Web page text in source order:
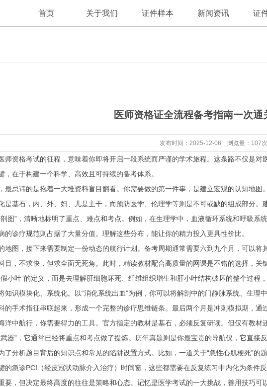
首页 关于我们 证件样本 新闻资讯 证
医师资格证全流程备考指南一次通
发布时间：2025-12-06 浏览量：107次
师资格考试的征程，意味着你即将开启一段系统而严谨的学术旅程。这条路不仅是对
，在于构建一个科学、高效且可持续的备考体系。
最忌讳的是抱着一大堆资料盲目翻看。你需要做的第一件事，是建立宏观的认知地图
是基石，内、外、妇、儿是主干，而预防医学、伦理学等则是不可或缺的组成部分
剖图”，清晰地标明了重点、难点和考点。例如，在生理学中，血液循环系统和呼吸
的诊疗规范则占据了大量分值。理解这些分布，能让你的精力投入更具性价比。
地图，接下来需要制定一份动态的航行计划。备考周期通常需要六到九个月，可以
目，不求快，但求全面无死角。此时，精读教材配合高质量的网课是不错的选择，
小叶”的定义，而是去理解肝细胞坏死、纤维组织增生和肝小叶结构破坏的整个过
知识模块化、系统化。以“消化系统出血”为例，你可以将解剖中的门静脉系统、生
的手术指征串联起来，形成一个完整的诊疗思维链条。最后两个月是冲刺模拟期，通
洋中航行，你需要得力的工具。官方指定的教材是基石，必须反复研读。但仅有教
武器”，它通常已经将重点和考点做了提炼。历年真题则是你最宝贵的导航仪，它直
了分析题目背后的知识点和常见的陷阱设置方式。比如，一道关于“急性心肌梗死”
的急诊PCI（经皮冠状动脉介入治疗）时间窗，这些都需要在反复练习中内化为条件反
要，但决定最终高度的往往是策略和心态。记忆是医学考试的一大挑战，善用技巧可